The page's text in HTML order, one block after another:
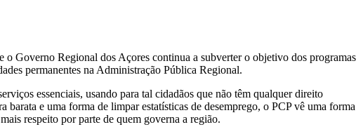
Governo Regional dos Açores continua a subverter o objetivo dos programas
permanentes na Administração Pública Regional.
essenciais, usando para tal cidadãos que não têm qualquer direito
e uma forma de limpar estatísticas de desemprego, o PCP vê uma forma
respeito por parte de quem governa a região.